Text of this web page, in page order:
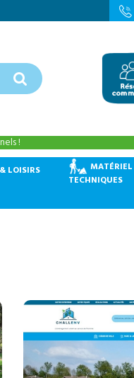
!
LOISIRS
MATÉRIEL
TECHNIQUES